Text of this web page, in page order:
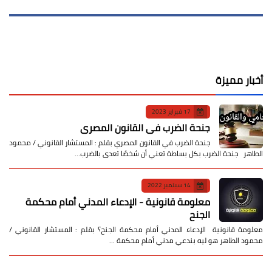
أخبار مميزة
17 فبراير 2023
جنحة الضرب في القانون المصري
جنحة الضرب في القانون المصري بقلم : المستشار القانوني / محمود
الطاهر جنحة الضرب بكل بساطة تعني أن شخصًا تعدى بالضرب…
14 سبتمبر 2022
معلومة قانونية - الإدعاء المدني أمام محكمة
الجنح
معلومة قانونية الإدعاء المدني أمام محكمة الجنح؟ بقلم : المستشار القانوني /
محمود الطاهر هو ليه بندعي مدني أمام محكمة …